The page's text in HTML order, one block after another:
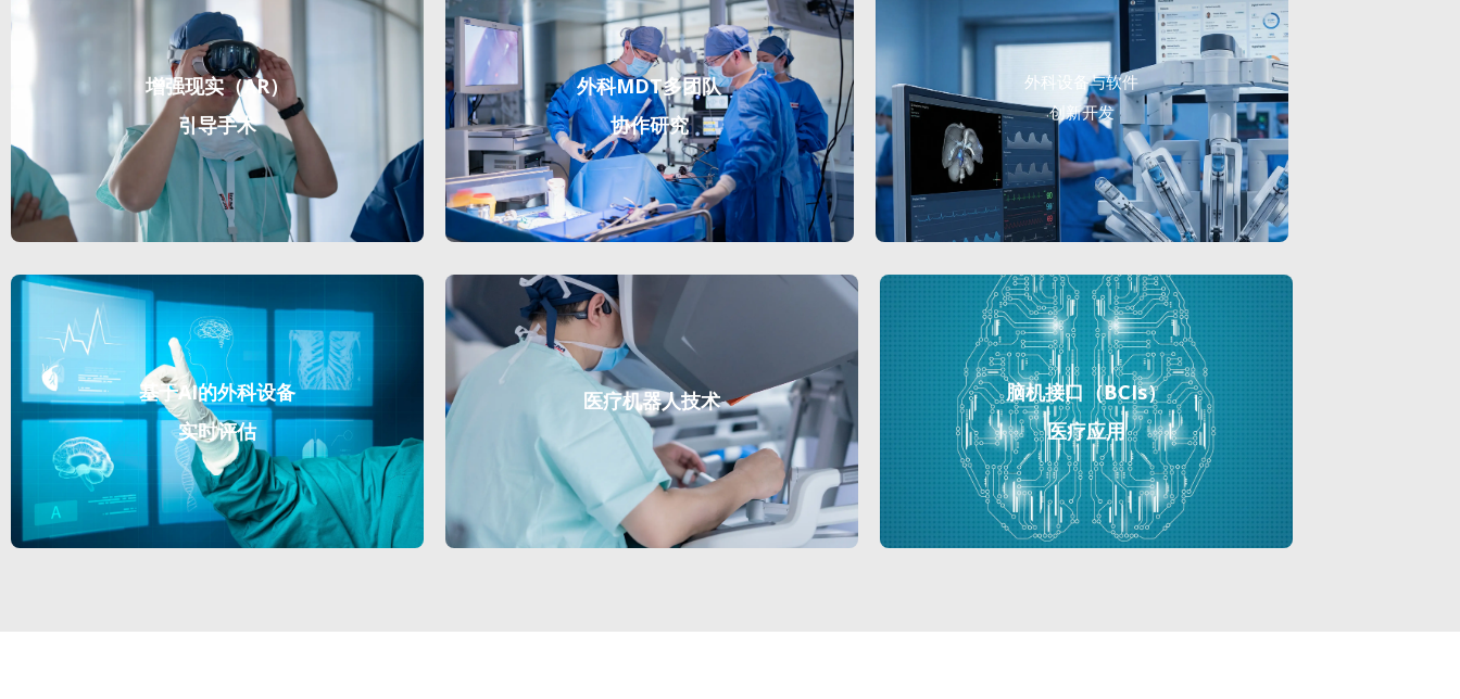
增强现实（AR）
引导手术
外科MDT多团队
协作研究
外科设备与软件
创新开发
基于AI的外科设备
实时评估
医疗机器人技术
脑机接口（BCIs）
医疗应用